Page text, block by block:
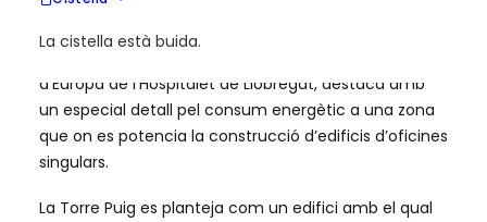
La cistella està buida.
AIGUASOL va participar a l’ambiciós Projecte de la
d’Europa de l’Hospitalet de Llobregat, destaca amb
un especial detall pel consum energètic a una zona
que on es potencia la construcció d’edificis d’oficines
singulars.
La Torre Puig es planteja com un edifici amb el qual